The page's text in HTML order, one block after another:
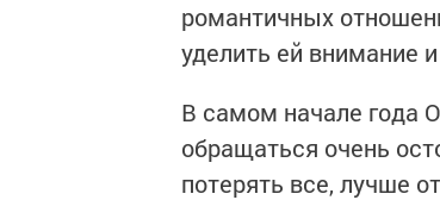
романтичных
уделить ей внимание
В самом начале года
обращаться очень
потерять все, лучше